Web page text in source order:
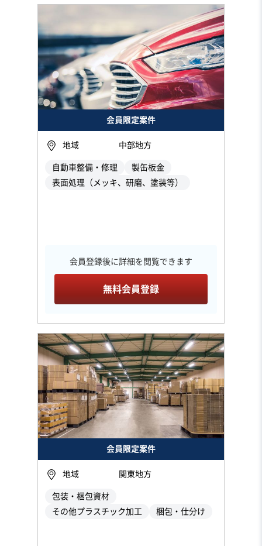
会員限定案件
地域 中部地方
自動車整備・修理
製缶板金
表面処理（メッキ、研磨、塗装等）
会員登録後に詳細を閲覧できます
無料会員登録
会員限定案件
地域 関東地方
包装・梱包資材
その他プラスチック加工
梱包・仕分け